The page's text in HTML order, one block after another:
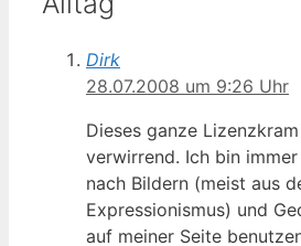
Dirk
28.07.2008 um 9:26 Uhr
Dieses ganze
verwirrend. Ich bin
nach Bildern (meist aus
Expressionismus) und
auf meiner Seite